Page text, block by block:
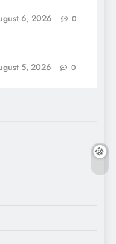
6, 2026 0
5, 2026 0